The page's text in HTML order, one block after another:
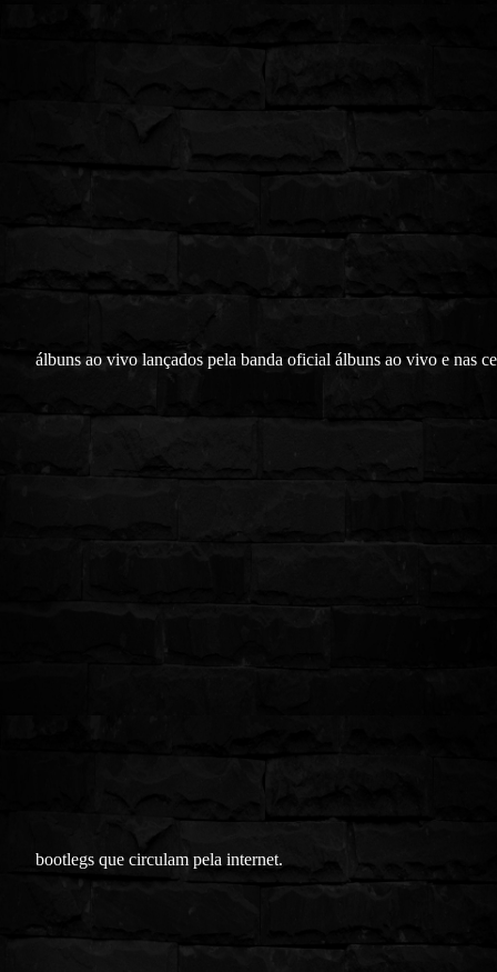
álbuns ao vivo lançados pela banda oficial álbuns ao vivo e nas
bootlegs que circulam pela internet.